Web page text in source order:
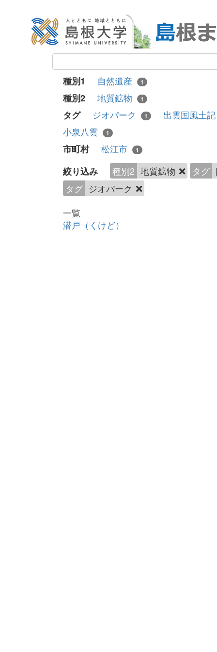
種別1 自然遺産 1
種別2 地質鉱物 1
タグ ジオパーク 1
出雲国風土
小泉八雲
1
市町村 松江市 1
絞り込み 種別2 地質鉱物 タグ
タグ ジオパーク
一覧
潜戸（くけど）